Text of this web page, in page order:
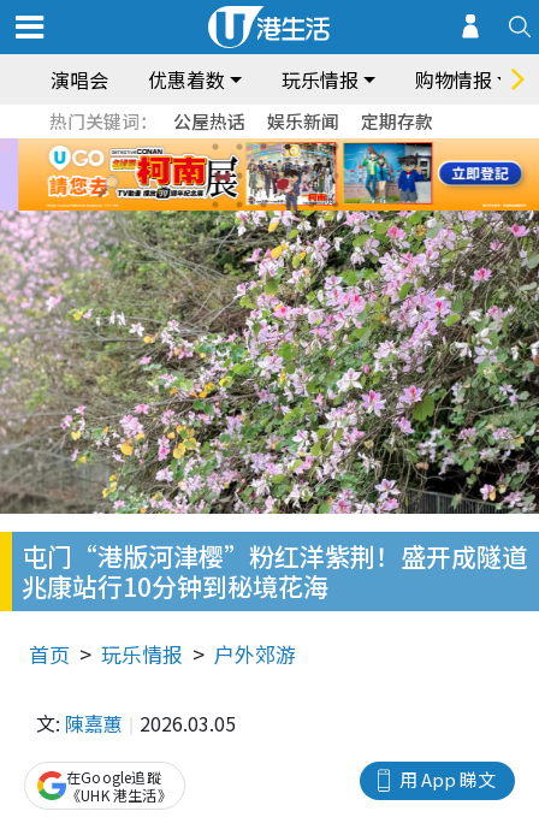
演唱会 优惠着数 玩乐情报 购物情报
热门关键词： 公屋热话 娱乐新闻 定期存款
屯门“港版河津樱”粉红洋紫荆！盛开成隧道
兆康站行10分钟到秘境花海
首页 玩乐情报 户外郊游
文: 陳嘉蕙 2026.03.05
用 App 睇文
在Google追蹤
《UHK 港生活》